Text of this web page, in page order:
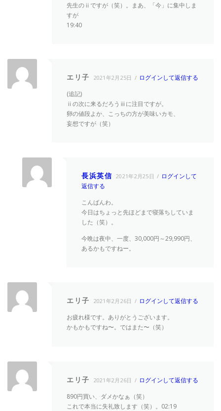
先生のⅱですが（笑）。まあ、「今」に集中しま
すが
19:40
エリ子 2021年2月25日
ログインして返信する
(追記)
ⅱの次に来るだろうⅲに注目ですが。
卵の値段よか、こっちの方が美味いカモ、
妄想ですが（笑）
長浜英信 2021年2月25日
ログインして
返信する
こんばんわ。
今日はちょっと先ほどまで寝落ちしていま
した（笑）。
今晩は夜中、一度、30,000円～29,990円、
あるかもですねー。
エリ子 2021年2月26日
ログインして返信する
お疲れ様です。ありがとうございます。
かもかもですね〜。ではまた〜（笑）
エリ子 2021年2月26日
ログインして返信する
890円買い、ダメかなぁ（笑）
これで本当に失礼致します（笑）。02:19